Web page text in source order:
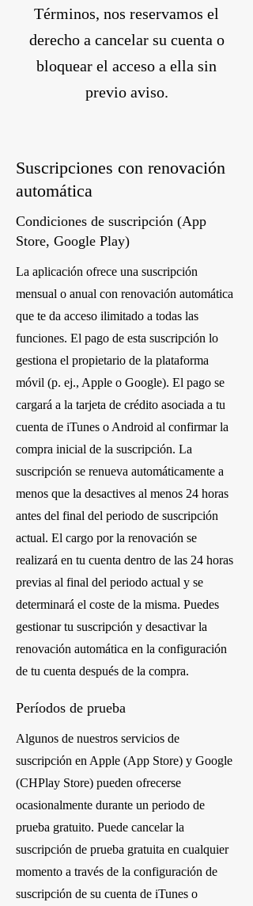
Términos, nos reservamos el
derecho a cancelar su cuenta o
bloquear el acceso a ella sin
previo aviso.
Suscripciones con renovación
automática
Condiciones de suscripción (App
Store, Google Play)
La aplicación ofrece una suscripción
mensual o anual con renovación automática
que te da acceso ilimitado a todas las
funciones. El pago de esta suscripción lo
gestiona el propietario de la plataforma
móvil (p. ej., Apple o Google). El pago se
cargará a la tarjeta de crédito asociada a tu
cuenta de iTunes o Android al confirmar la
compra inicial de la suscripción. La
suscripción se renueva automáticamente a
menos que la desactives al menos 24 horas
antes del final del periodo de suscripción
actual. El cargo por la renovación se
realizará en tu cuenta dentro de las 24 horas
previas al final del periodo actual y se
determinará el coste de la misma. Puedes
gestionar tu suscripción y desactivar la
renovación automática en la configuración
de tu cuenta después de la compra.
Períodos de prueba
Algunos de nuestros servicios de
suscripción en Apple (App Store) y Google
(CHPlay Store) pueden ofrecerse
ocasionalmente durante un periodo de
prueba gratuito. Puede cancelar la
suscripción de prueba gratuita en cualquier
momento a través de la configuración de
suscripción de su cuenta de iTunes o